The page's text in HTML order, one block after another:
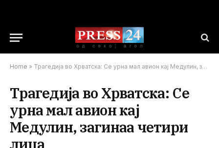
Home » Трагедија во Хрватска: Се урна мал авион кај Медулин, загинаа четири лица
Трагедија во Хрватска: Се
урна мал авион кај
Медулин, загинаа четири
лица